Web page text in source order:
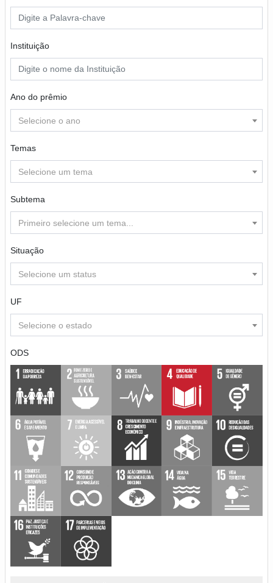
Instituição
Ano do prêmio
Selecione o ano
Temas
Selecione um tema
Subtema
Primeiro selecione um tema...
Situação
Selecione um status
UF
Selecione o estado
ODS